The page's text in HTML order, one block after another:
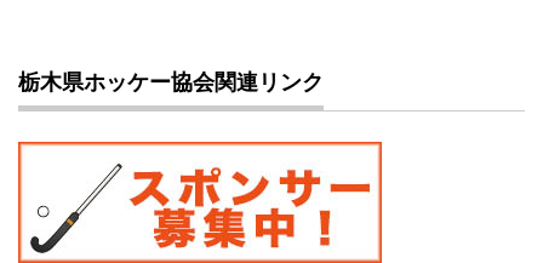
栃木県ホッケー協会関連リンク